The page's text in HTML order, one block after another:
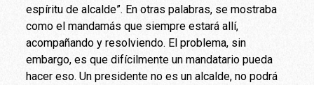
espíritu de alcalde”. En otras palabras, se mostraba
como el mandamás que siempre estará allí,
acompañando y resolviendo. El problema, sin
embargo, es que difícilmente un mandatario pueda
hacer eso. Un presidente no es un alcalde, no podrá